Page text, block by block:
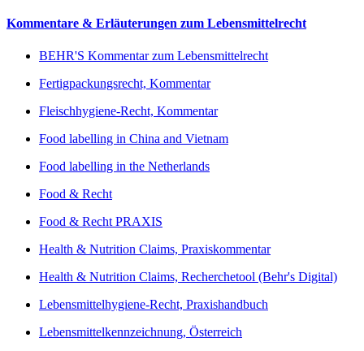
Kommentare & Erläuterungen zum Lebensmittelrecht
BEHR'S Kommentar zum Lebensmittelrecht
Fertigpackungsrecht, Kommentar
Fleischhygiene-Recht, Kommentar
Food labelling in China and Vietnam
Food labelling in the Netherlands
Food & Recht
Food & Recht PRAXIS
Health & Nutrition Claims, Praxiskommentar
Health & Nutrition Claims, Recherchetool (Behr's Digital)
Lebensmittelhygiene-Recht, Praxishandbuch
Lebensmittelkennzeichnung, Österreich